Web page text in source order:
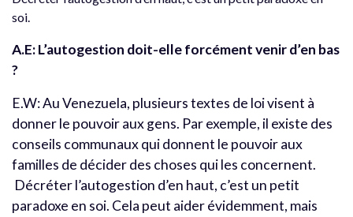
soi.
A.E: L’autogestion doit-elle forcément venir d’en bas
?
E.W: Au Venezuela, plusieurs textes de loi visent à
donner le pouvoir aux gens. Par exemple, il existe des
conseils communaux qui donnent le pouvoir aux
familles de décider des choses qui les concernent.
Décréter l’autogestion d’en haut, c’est un petit
paradoxe en soi. Cela peut aider évidemment, mais